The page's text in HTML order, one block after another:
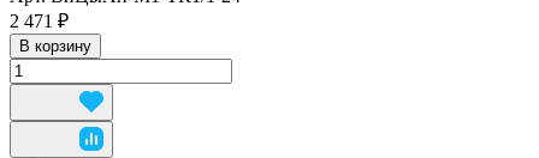
2 471 ₽
В корзину